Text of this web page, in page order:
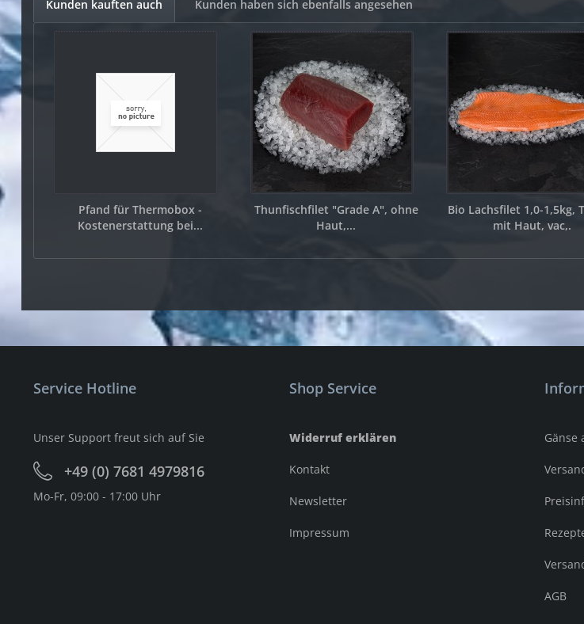
Kunden kauften auch Kunden haben sich ebenfalls angesehen
Pfand für Thermobox -
Kostenerstattung bei...
Thunfischfilet "Grade A", ohne
Haut,...
Bio Lachsfilet 1,0-1,5kg,
mit Haut, vac,.
Service Hotline
Unser Support freut sich auf Sie
+49 (0) 7681 4979816
Mo-Fr, 09:00 - 17:00 Uhr
Shop Service
Widerruf erklären
Kontakt
Newsletter
Impressum
Gänse
AGB